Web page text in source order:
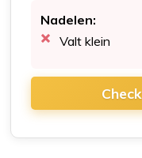
Nadelen:
Valt klein